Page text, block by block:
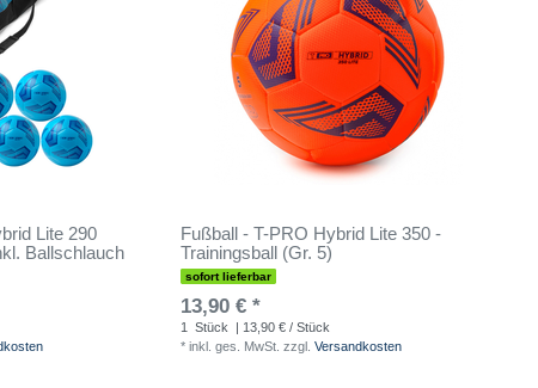
Lite 290
Ballschlauch
Fußball - T-PRO Hybrid Lite 350 -
Trainingsball (Gr. 5)
sofort lieferbar
13,90 € *
1 Stück
| 13,90 € / Stück
* inkl. ges. MwSt. zzgl. Versandkosten